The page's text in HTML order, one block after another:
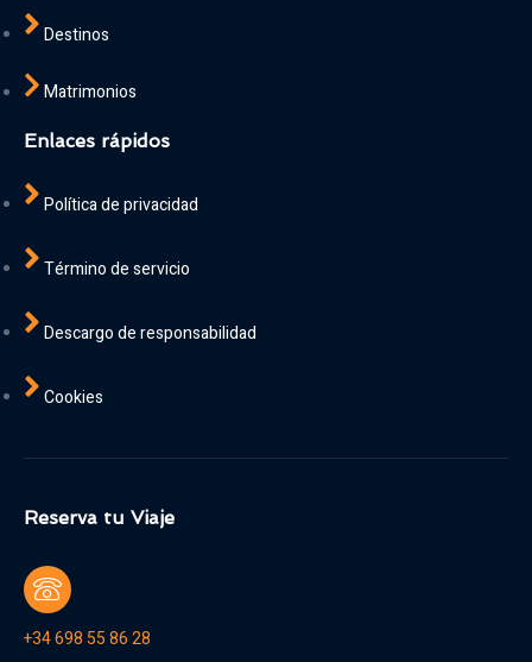
Destinos
Matrimonios
Enlaces rápidos
Política de privacidad
Término de servicio
Descargo de responsabilidad
Cookies
Reserva tu Viaje
+34 698 55 86 28